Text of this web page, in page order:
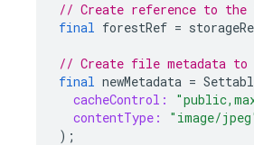
// Create reference to the
final forestRef =
// Create file metadata to
final newMetadata =
cacheControl:
contentType:
"image/
);